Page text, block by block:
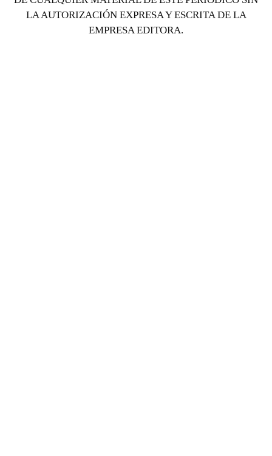
LA AUTORIZACIÓN EXPRESA Y ESCRITA DE LA
EMPRESA EDITORA.